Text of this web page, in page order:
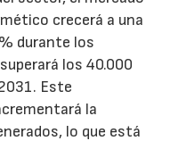
crecerá a una
durante los
los 40.000
Este
la
lo que está